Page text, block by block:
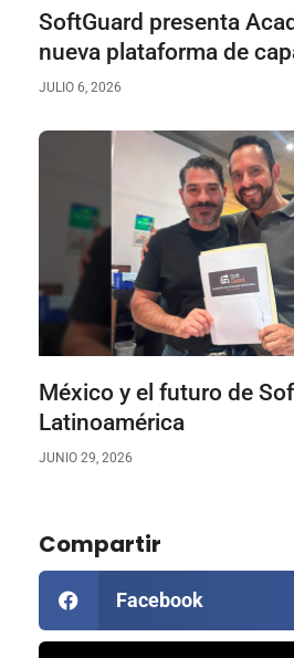
SoftGuard presenta
nueva plataforma de
JULIO 6, 2026
México y el futuro de
Latinoamérica
JUNIO 29, 2026
Compartir
Facebook